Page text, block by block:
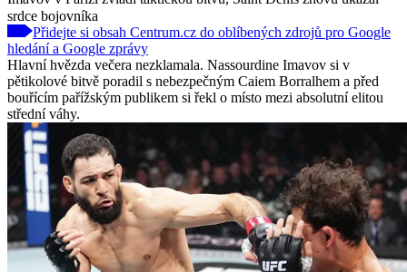
srdce bojovníka
Přidejte si obsah Centrum.cz do oblíbených zdrojů pro Google
hledání a Google zprávy
Hlavní hvězda večera nezklamala. Nassourdine Imavov si v
pětikolové bitvě poradil s nebezpečným Caiem Borralhem a před
bouřícím pařížským publikem si řekl o místo mezi absolutní elitou
střední váhy.